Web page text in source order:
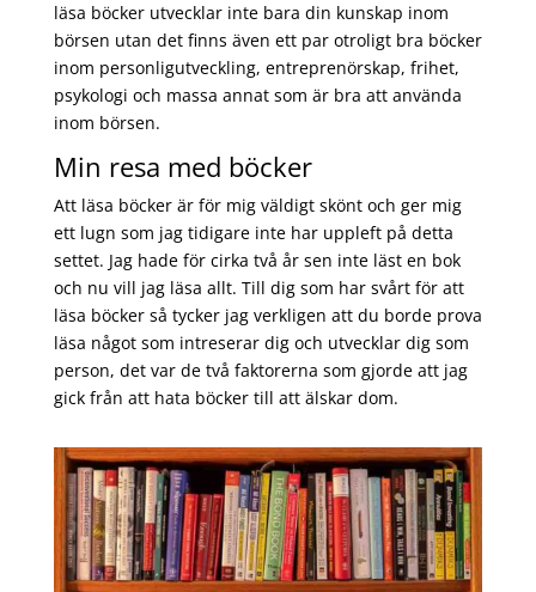
läsa böcker utvecklar inte bara din kunskap inom
börsen utan det finns även ett par otroligt bra böcker
inom personligutveckling, entreprenörskap, frihet,
psykologi och massa annat som är bra att använda
inom börsen.
Min resa med böcker
Att läsa böcker är för mig väldigt skönt och ger mig
ett lugn som jag tidigare inte har uppleft på detta
settet. Jag hade för cirka två år sen inte läst en bok
och nu vill jag läsa allt. Till dig som har svårt för att
läsa böcker så tycker jag verkligen att du borde prova
läsa något som intreserar dig och utvecklar dig som
person, det var de två faktorerna som gjorde att jag
gick från att hata böcker till att älskar dom.